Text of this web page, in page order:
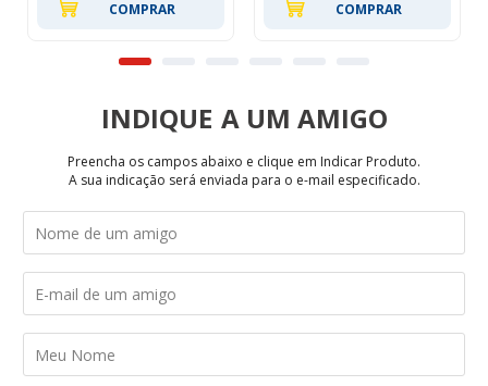
COMPRAR COMPRAR
INDIQUE
Preencha os campos abaixo e clique em Indicar Produto.
A sua indicação será enviada para o e-mail especificado.